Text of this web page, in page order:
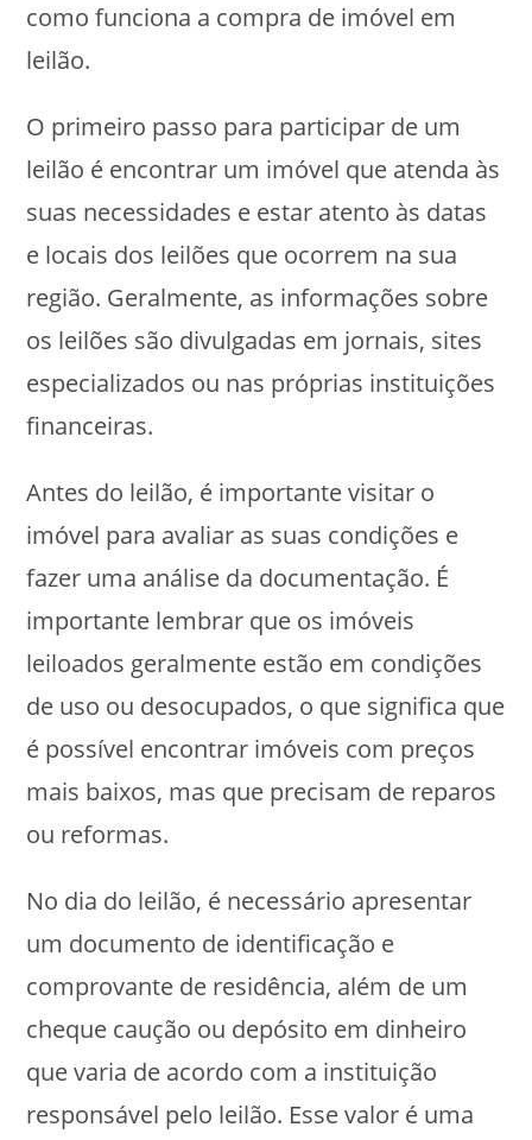
como funciona a compra de imóvel em
leilão.
O primeiro passo para participar de um
leilão é encontrar um imóvel que atenda às
suas necessidades e estar atento às datas
e locais dos leilões que ocorrem na sua
região. Geralmente, as informações sobre
os leilões são divulgadas em jornais, sites
especializados ou nas próprias instituições
financeiras.
Antes do leilão, é importante visitar o
imóvel para avaliar as suas condições e
fazer uma análise da documentação. É
importante lembrar que os imóveis
leiloados geralmente estão em condições
de uso ou desocupados, o que significa que
é possível encontrar imóveis com preços
mais baixos, mas que precisam de reparos
ou reformas.
No dia do leilão, é necessário apresentar
um documento de identificação e
comprovante de residência, além de um
cheque caução ou depósito em dinheiro
que varia de acordo com a instituição
responsável pelo leilão. Esse valor é uma
Necessário